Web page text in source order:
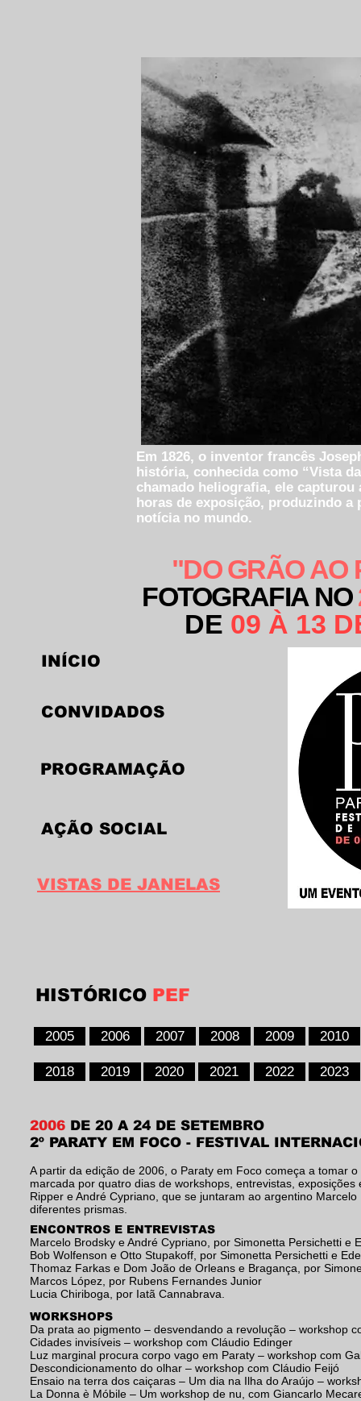
Em 1826, o inventor francês
história, conhecida como “Vista
chamado heliografia, ele
horas de exposição, produzindo a
notícia no mundo.
"DO GRÃO AO
FOTOGRAFIA NO
DE 09 À 13
INÍCIO
CONVIDADOS
PROGRAMAÇÃO
AÇÃO SOCIAL
VISTAS DE JANELAS
HISTÓRICO PEF
2005 2006 2007 2008 2009 2010
2018 2019 2020 2021 2022 2023
2006 DE 20 A 24 DE SETEMBRO
2º PARATY EM FOCO - FESTIVAL
A partir da edição de 2006, o Paraty em Foco começa a tomar
marcada por quatro dias de workshops, entrevistas,
Ripper e André Cypriano, que se juntaram ao argentino
diferentes prismas.
ENCONTROS E ENTREVISTAS
Marcelo Brodsky e André Cypriano, por Simonetta Persichetti e
Bob Wolfenson e Otto Stupakoff, por Simonetta Persichetti e
Thomaz Farkas e Dom João de Orleans e Bragança, por
Marcos López, por Rubens Fernandes Junior
Lucia Chiriboga, por Iatã Cannabrava.
WORKSHOPS
Da prata ao pigmento – desvendando a revolução – workshop
Cidades invisíveis – workshop com Cláudio Edinger
Luz marginal procura corpo vago em Paraty – workshop com
Descondicionamento do olhar – workshop com Cláudio Feijó
Ensaio na terra dos caiçaras – Um dia na Ilha do Araújo –
La Donna è Móbile – Um workshop de nu, com Giancarlo